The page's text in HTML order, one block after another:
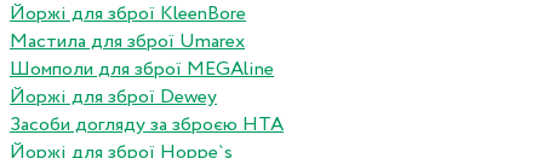
Йоржі для зброї KleenBore
Мастила для зброї Umarex
Шомполи для зброї MEGAline
Йоржі для зброї Dewey
Засоби догляду за зброєю HTA